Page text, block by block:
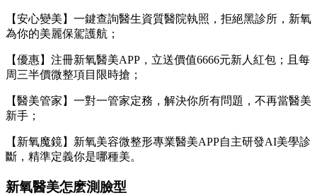
【安心變美】一鍵查詢醫生資質醫院執照，拒絕黑診所，新氧
為你的美麗保駕護航；
【優惠】注冊新氧醫美APP，立送價值6666元新人紅包；且每
周三半價微整項目限時搶；
【醫美管家】一對一管家定務，解決你所有問題，不再當醫美
新手；
【新氧魔鏡】新氧美容微整形專業醫美APP自主研發AI美學診
斷，精準定義你是哪種美。
新氧醫美怎麽測臉型